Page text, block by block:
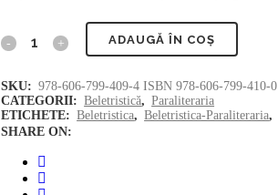
Jurnal,
5
ADAUGĂ ÎN COȘ
SKU: 978-606-799-409-4 ISBN 978-606-799-410-0
CATEGORII: Beletristică, Paraliteraria
ETICHETE: Beletristica, Beletristica-Paraliteraria,
SHARE ON: